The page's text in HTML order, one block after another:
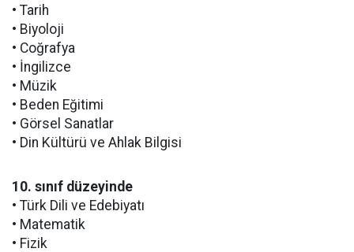
• Tarih
• Biyoloji
• Coğrafya
• İngilizce
• Müzik
• Beden Eğitimi
• Görsel Sanatlar
• Din Kültürü ve Ahlak Bilgisi
10. sınıf düzeyinde
• Türk Dili ve Edebiyatı
• Matematik
• Fizik